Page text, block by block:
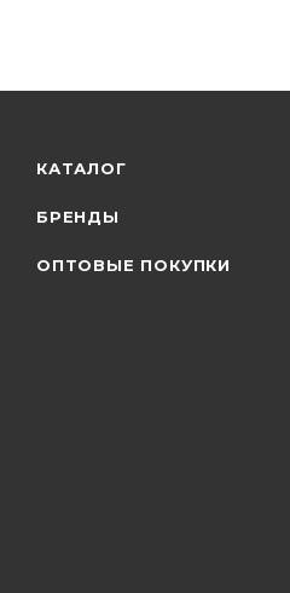
КАТАЛОГ
БРЕНДЫ
ОПТОВЫЕ ПОКУПКИ